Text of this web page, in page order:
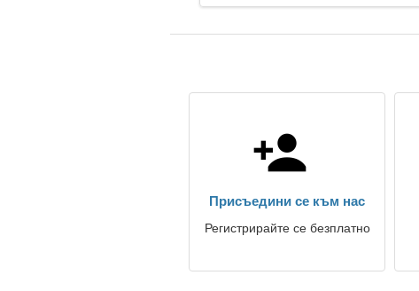
Присъедини се към нас
Регистрирайте се безплатно